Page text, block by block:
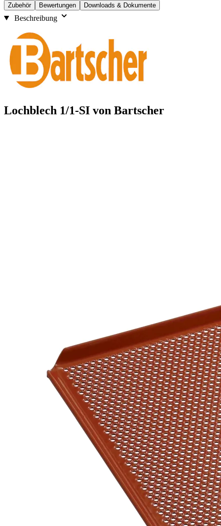
Zubehör Bewertungen Downloads & Dokumente
Beschreibung
Lochblech 1/1-SI von Bartscher